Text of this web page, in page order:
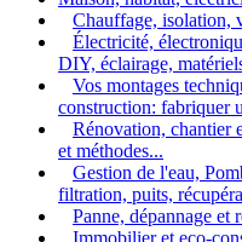
Chauffage, isolation,
Électricité,
DIY, éclairage,
Vos montages
construction: fabriquer
Rénovation, chantier
et méthodes...
Gestion de l'eau,
filtration, puits,
Panne, dépannage et